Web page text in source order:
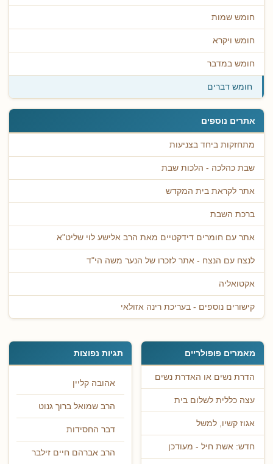
חומש שמות
חומש ויקרא
חומש במדבר
חומש דברים
אתרים נוספים
מתחזקות ביחד בצניעות
שבת כהלכה - הלכות שבת
אתר לקראת בית המקדש
ברכת השבת
אתר עם חומרים דידקטיים מאת הרב אלישע לוי שליט"א
לנצח עם הנצח - אתר לזכרו של הנער משה הי"ד
אקטואליה
קישורים נוספים - בעריכת רינה אזולאי
מאמרים פופולריים
הדרת נשים או האדרת נשים
עצה כללית לשלום בית
אגוז קשיו, למשל
חדש: אשת חיל - מעודכן
תגיות נפוצות
אהובה קליין
הרב שמואל ברוך גנוט
דבר החסידות
הרב אברהם חיים זילבר